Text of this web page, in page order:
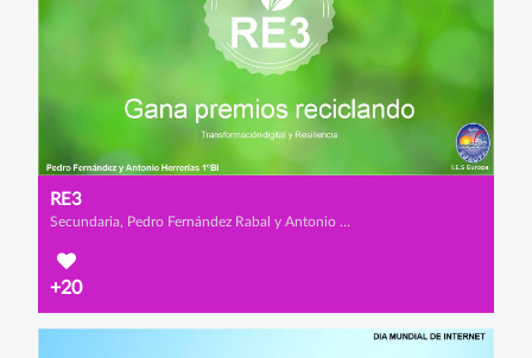
RE3
Secundaria, Pedro Fernández Rabal y Antonio Herrerías Salvador
+20